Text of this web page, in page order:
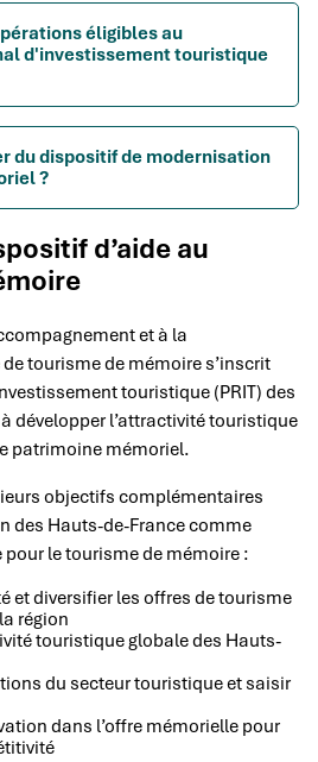
éligibles au
d'investissement touristique
du dispositif de modernisation
?
d’aide au
et à la
tourisme de mémoire s’inscrit
touristique (PRIT) des
développer l’attractivité touristique
patrimoine mémoriel.
objectifs complémentaires
des Hauts-de-France comme
le tourisme de mémoire :
et diversifier les offres de tourisme
région
touristique globale des Hauts-
du secteur touristique et saisir
dans l’offre mémorielle pour